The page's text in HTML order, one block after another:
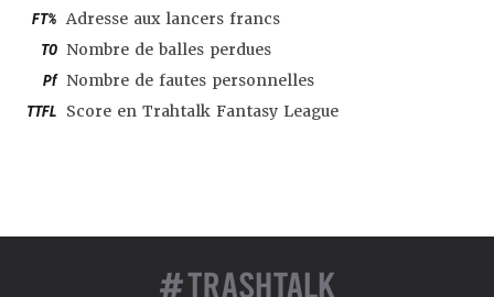
FT% Adresse aux lancers francs
TO Nombre de balles perdues
Pf Nombre de fautes personnelles
TTFL Score en Trahtalk Fantasy League